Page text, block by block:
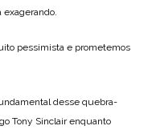
exagerando.
pessimista e prometemos
desse quebra-
Tony Sinclair enquanto